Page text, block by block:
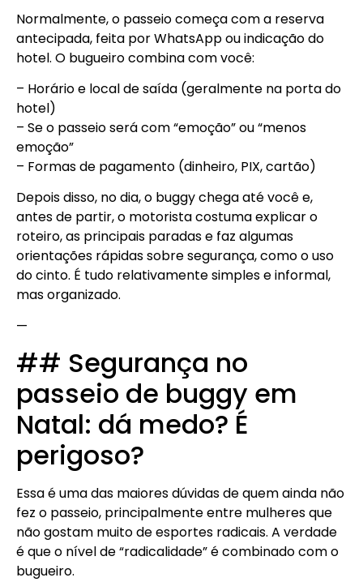
Normalmente, o passeio começa com a reserva
antecipada, feita por WhatsApp ou indicação do
hotel. O bugueiro combina com você:
– Horário e local de saída (geralmente na porta do
hotel)
– Se o passeio será com “emoção” ou “menos
emoção”
– Formas de pagamento (dinheiro, PIX, cartão)
Depois disso, no dia, o buggy chega até você e,
antes de partir, o motorista costuma explicar o
roteiro, as principais paradas e faz algumas
orientações rápidas sobre segurança, como o uso
do cinto. É tudo relativamente simples e informal,
mas organizado.
—
## Segurança no
passeio de buggy em
Natal: dá medo? É
perigoso?
Essa é uma das maiores dúvidas de quem ainda não
fez o passeio, principalmente entre mulheres que
não gostam muito de esportes radicais. A verdade
é que o nível de “radicalidade” é combinado com o
bugueiro.